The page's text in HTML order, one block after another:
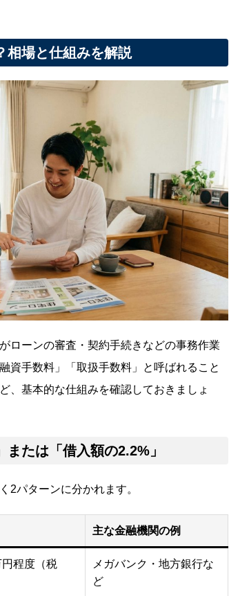
相場と仕組みを解説
ローンの審査・契約手続きなどの事務作業
資手数料」「取扱手数料」と呼ばれること
、基本的な仕組みを確認しておきましょ
たは「借入額の2.2%」
2パターンに分かれます。
主な金融機関の例
程度（税
メガバンク・地方銀行な
ど